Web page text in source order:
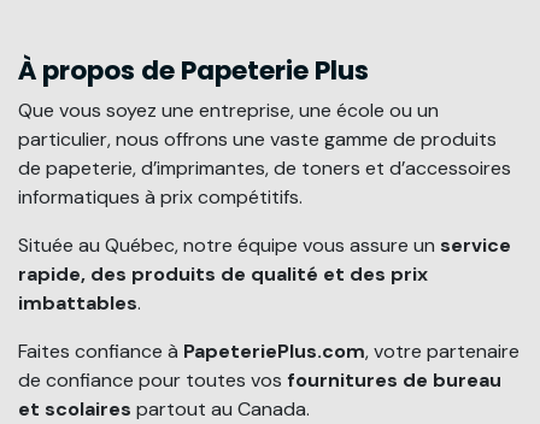
À propos de Papeterie Plus
Que vous soyez une entreprise, une école ou un
particulier, nous offrons une vaste gamme de produits
de papeterie, d’imprimantes, de toners et d’accessoires
informatiques à prix compétitifs.
Située au Québec, notre équipe vous assure un service
rapide, des produits de qualité et des prix
imbattables.
Faites confiance à PapeteriePlus.com, votre partenaire
de confiance pour toutes vos fournitures de bureau
et scolaires partout au Canada.